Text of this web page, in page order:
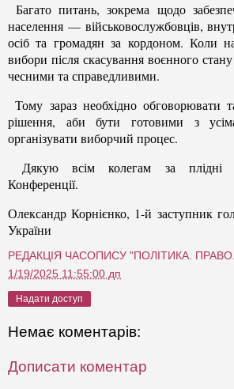
Багато питань, зокрема щодо
населення — військовослужбовців,
осіб та громадян за кордоном. Коли
вибори після скасування воєнного
чесними та справедливими.
Тому зараз необхідно обговорювати
рішення, аби бути готовими з
організувати виборчий процес.
Дякую всім колегам за плідні
Конференції.
Олександр Корнієнко, 1-й заступник
України
РЕДАКЦІЯ ЧАСОПИСУ "ПОЛІТИКА.
1/19/2025 11:55:00 дп
Надати доступ
Немає коментарів:
Дописати коментар